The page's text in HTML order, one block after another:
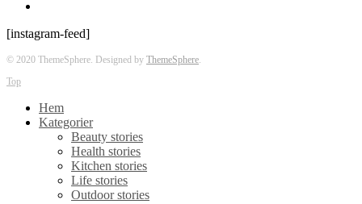
[instagram-feed]
© 2020 ThemeSphere. Designed by ThemeSphere
Top
Hem
Kategorier
Beauty stories
Health stories
Kitchen stories
Life stories
Outdoor stories